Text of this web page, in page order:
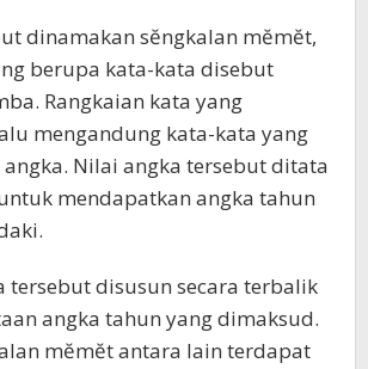
dinamakan sĕngkalan mĕmĕt,
berupa kata-kata disebut
Rangkaian kata yang
mengandung kata-kata yang
Nilai angka tersebut ditata
mendapatkan angka tahun
tersebut disusun secara terbalik
angka tahun yang dimaksud.
mĕmĕt antara lain terdapat